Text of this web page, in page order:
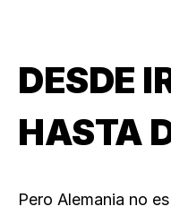
DESDE
HASTA
Pero Alemania no